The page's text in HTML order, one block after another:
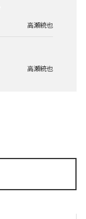
高瀬統也
高瀬統也